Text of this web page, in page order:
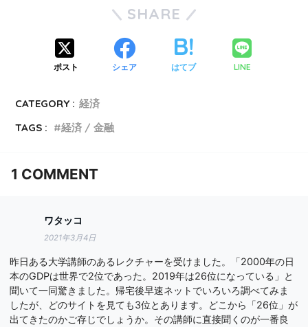
SHARE
ポスト シェア はてブ LINE
CATEGORY : 経済
TAGS :
経済 / 金融
1 COMMENT
ワタッコ
2021年3月4日
昨日ある大学講師のあるレクチャーを受けました。「2000年の日
本のGDPは世界で2位であった。2019年は26位になっている」と
聞いて一同驚きました。帰宅後早速ネットでいろいろ調べてみま
したが、どのサイトを見ても3位とあります。どこから「26位」が
出てきたのかご存じでしょうか。その講師に直接聞くのが一番良